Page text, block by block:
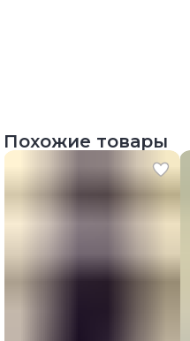
Похожие товары